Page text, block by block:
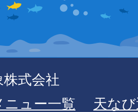
式会社
ニュー一覧
天な